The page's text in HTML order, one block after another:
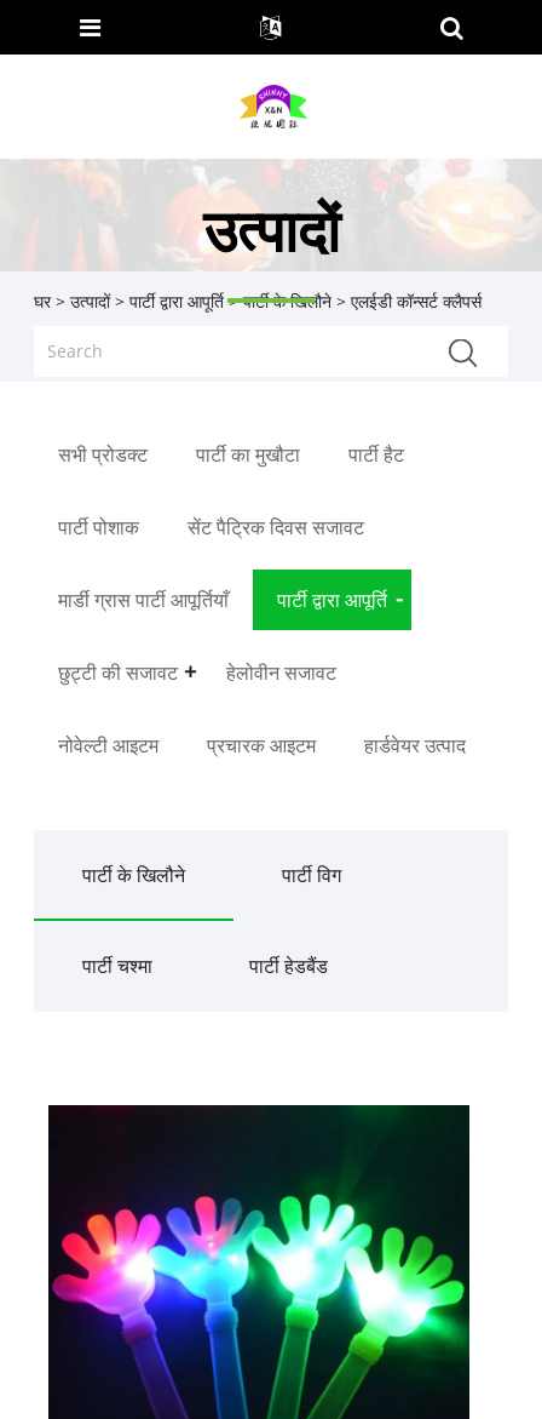
उत्पादों
घर > उत्पादों> पार्टी द्वारा आपूर्ति>पार्टी के खिलौने> एलईडी कॉन्सर्ट क्लैपर्स
सभी प्रोडक्ट पार्टी का मुखौटा पार्टी हैट
पार्टी पोशाक सेंट पैट्रिक दिवस सजावट
मार्डी ग्रास पार्टी आपूर्तियाँ पार्टी द्वारा आपूर्ति
छुट्टी की सजावट हेलोवीन सजावट
नोवेल्टी आइटम प्रचारक आइटम हार्डवेयर उत्पाद
पार्टी के खिलौने पार्टी विग
पार्टी चश्मा पार्टी हेडबैंड